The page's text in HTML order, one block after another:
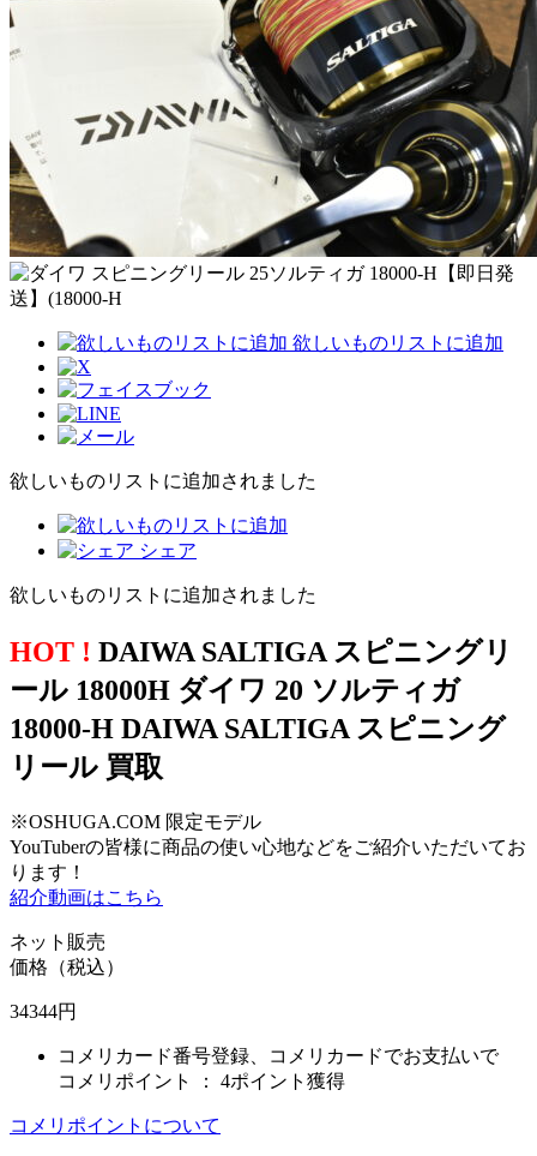
欲しいものリストに追加
欲しいものリストに追加されました
シェア
欲しいものリストに追加されました
HOT ! DAIWA SALTIGA スピニングリ
ール 18000H ダイワ 20 ソルティガ
18000-H DAIWA SALTIGA スピニング
リール 買取
※OSHUGA.COM 限定モデル
YouTuberの皆様に商品の使い心地などをご紹介いただいてお
ります！
紹介動画はこちら
ネット販売
価格（税込）
34344円
コメリカード番号登録、コメリカードでお支払いで
コメリポイント ： 4ポイント獲得
コメリポイントについて